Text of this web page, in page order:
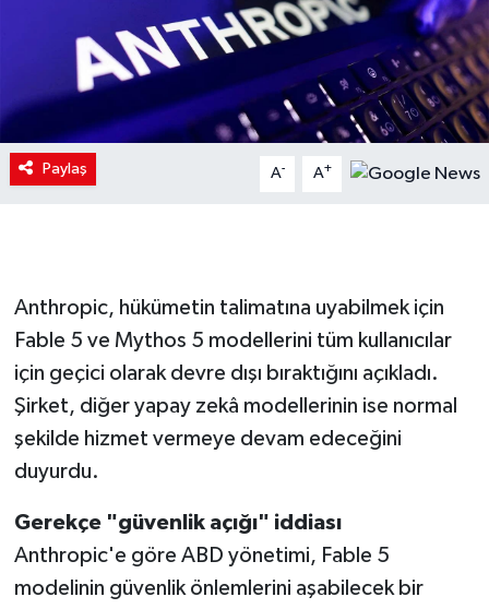
Paylaş A- A+
Anthropic, hükümetin talimatına uyabilmek için
Fable 5 ve Mythos 5 modellerini tüm kullanıcılar
için geçici olarak devre dışı bıraktığını açıkladı.
Şirket, diğer yapay zekâ modellerinin ise normal
şekilde hizmet vermeye devam edeceğini
duyurdu.
Gerekçe "güvenlik açığı" iddiası
Anthropic'e göre ABD yönetimi, Fable 5
modelinin güvenlik önlemlerini aşabilecek bir